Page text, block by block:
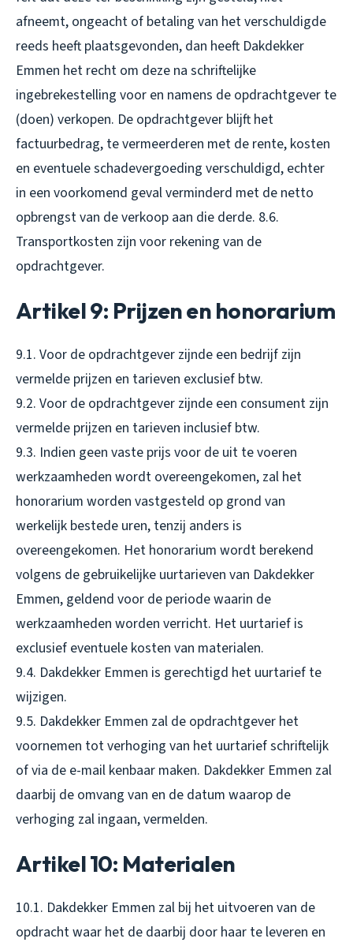
afneemt, ongeacht of betaling van het verschuldigde
reeds heeft plaatsgevonden, dan heeft Dakdekker
Emmen het recht om deze na schriftelijke
ingebrekestelling voor en namens de opdrachtgever te
(doen) verkopen. De opdrachtgever blijft het
factuurbedrag, te vermeerderen met de rente, kosten
en eventuele schadevergoeding verschuldigd, echter
in een voorkomend geval verminderd met de netto
opbrengst van de verkoop aan die derde. 8.6.
Transportkosten zijn voor rekening van de
opdrachtgever.
Artikel 9: Prijzen en honorarium
9.1. Voor de opdrachtgever zijnde een bedrijf zijn
vermelde prijzen en tarieven exclusief btw.
9.2. Voor de opdrachtgever zijnde een consument zijn
vermelde prijzen en tarieven inclusief btw.
9.3. Indien geen vaste prijs voor de uit te voeren
werkzaamheden wordt overeengekomen, zal het
honorarium worden vastgesteld op grond van
werkelijk bestede uren, tenzij anders is
overeengekomen. Het honorarium wordt berekend
volgens de gebruikelijke uurtarieven van Dakdekker
Emmen, geldend voor de periode waarin de
werkzaamheden worden verricht. Het uurtarief is
exclusief eventuele kosten van materialen.
9.4. Dakdekker Emmen is gerechtigd het uurtarief te
wijzigen.
9.5. Dakdekker Emmen zal de opdrachtgever het
voornemen tot verhoging van het uurtarief schriftelijk
of via de e-mail kenbaar maken. Dakdekker Emmen zal
daarbij de omvang van en de datum waarop de
verhoging zal ingaan, vermelden.
Artikel 10: Materialen
10.1. Dakdekker Emmen zal bij het uitvoeren van de
opdracht waar het de daarbij door haar te leveren en